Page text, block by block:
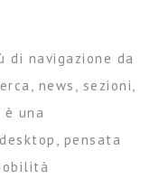
di navigazione da
news, sezioni,
una
pensata